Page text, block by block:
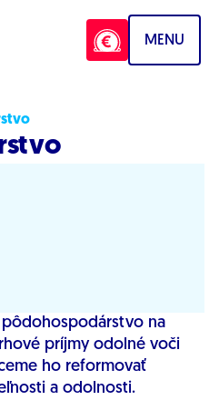
MENU
na
príjmy odolné voči
ho reformovať
a odolnosti.